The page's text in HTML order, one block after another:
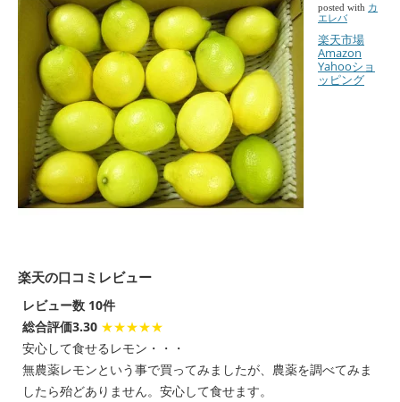
posted with カ
エレバ
楽天市場
Amazon
Yahooショ
ッピング
楽天の口コミレビュー
レビュー数 10件
総合評価3.30 ★★★★★
安心して食せるレモン・・・
無農薬レモンという事で買ってみましたが、農薬を調べてみま
したら殆どありません。安心して食せます。